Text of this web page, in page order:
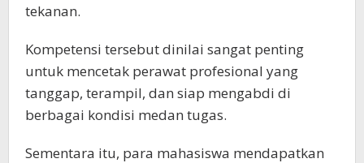
tekanan.
Kompetensi tersebut dinilai sangat penting
untuk mencetak perawat profesional yang
tanggap, terampil, dan siap mengabdi di
berbagai kondisi medan tugas.
Sementara itu, para mahasiswa mendapatkan